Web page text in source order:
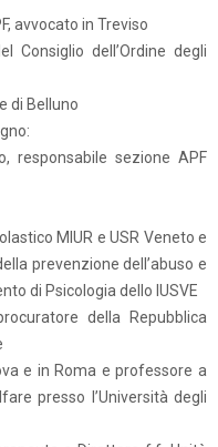
avvocato in Treviso
Consiglio dell’Ordine degli
di Belluno
responsabile sezione APF
MIUR e USR Veneto e
prevenzione dell’abuso e
di Psicologia dello IUSVE
della Repubblica
e in Roma e professore a
presso l’Università degli